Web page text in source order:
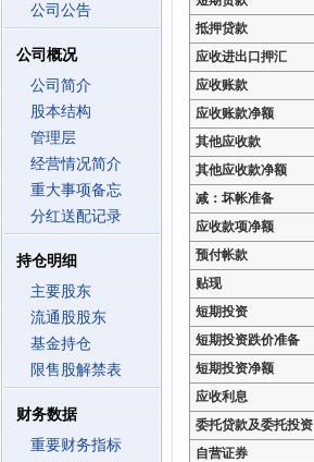
公司公告
公司概况
公司简介
股本结构
管理层
经营情况简介
重大事项备忘
分红送配记录
持仓明细
主要股东
流通股股东
基金持仓
限售股解禁表
财务数据
重要财务指标
抵押贷款
应收进出口押汇
应收账款
应收账款净额
其他应收款
其他应收款净额
减：坏帐准备
应收款项净额
预付帐款
贴现
短期投资
短期投资跌价准备
短期投资净额
应收利息
委托贷款及委托投资
自营证券